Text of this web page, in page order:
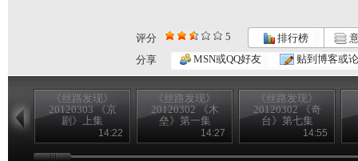
评分 5 排行榜
分享
MSN或QQ好友 贴到博客或
《丝路发现》
20120303 《京
剧》上集
14:22
《丝路发现》
20120302 《木
垒》第一集
14:27
《丝路发现》
20120302 《奇
台》第七集
14:55